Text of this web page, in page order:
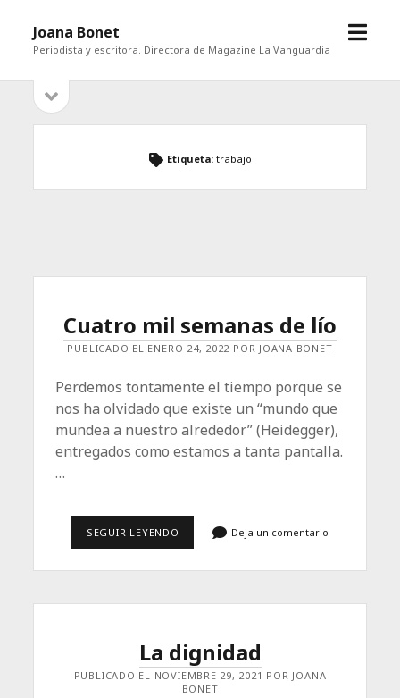
Joana Bonet
Periodista y escritora. Directora de Magazine La Vanguardia
abrir
Barra
lateral
barra
Etiqueta: trabajo
Cuatro mil semanas de lío
PUBLICADO EL ENERO 24, 2022 POR JOANA BONET
Perdemos tontamente el tiempo porque se
nos ha olvidado que existe un “mundo que
mundea a nuestro alrededor” (Heidegger),
entregados como estamos a tanta pantalla.
…
SEGUIR LEYENDO CUATRO
DE
Deja un comentario
La dignidad
PUBLICADO EL NOVIEMBRE 29, 2021 POR JOANA
BONET